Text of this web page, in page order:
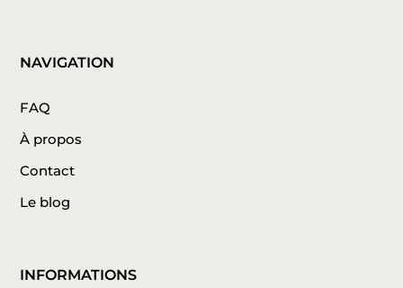
NAVIGATION
FAQ
À propos
Contact
Le blog
INFORMATIONS